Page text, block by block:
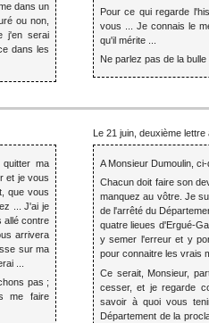
dans un
ou non,
j'en serai
dans les
Pour ce qui regarde
vous ... Je connais le
qu'il mérite ...
Ne parlez pas de la
ma
et je vous
que vous
... J'ai je
allé contre
arrivera
sur ma
...
pas ;
me faire
Le 21 juin, deuxième lettre
A Monsieur Dumoulin,
Chacun doit faire son
manquez au vôtre. Je
de l'arrêté du
quatre lieues d'Ergué-
y semer l'erreur et y
pour connaitre les vrais
Ce serait, Monsieur,
cesser, et je regarde
savoir à quoi vous
Département de la